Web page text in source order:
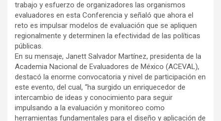
trabajo y esfuerzo de organizadores las organismos
evaluadores en esta Conferencia y señaló que ahora el
reto es impulsar modelos de evaluación que se apliquen
regionalmente y determinen la efectividad de las políticas
públicas.
En su mensaje, Janett Salvador Martínez, presidenta de la
Academia Nacional de Evaluadores de México (ACEVAL),
destacó la enorme convocatoria y nivel de participación en
este evento, del cual, “ha surgido un enriquecedor de
intercambio de ideas y conocimiento para seguir
impulsando a la evaluación y monitoreo como
herramientas fundamentales para el diseño y aplicación de